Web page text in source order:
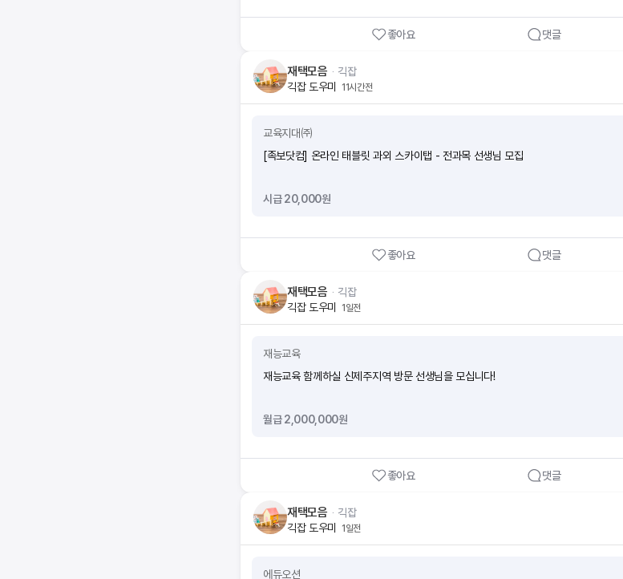
좋아요 댓글
재택모음 ᆞ 긱잡
긱잡 도우미
11시간전
교육지대㈜
[족보닷컴] 온라인 태블릿 과외 스카이탭 - 전과목 선생님 모집
시급 20,000원
좋아요 댓글
재택모음 ᆞ 긱잡
긱잡 도우미
1일전
재능교육
재능교육 함께하실 신제주지역 방문 선생님을 모십니다!
월급 2,000,000원
좋아요 댓글
재택모음 ᆞ 긱잡
긱잡 도우미
1일전
에듀오션